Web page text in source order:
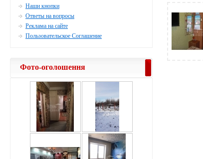
Наши кнопки
Ответы на вопросы
Реклама на сайте
Пользовательское Соглашение
Фото-оголошення